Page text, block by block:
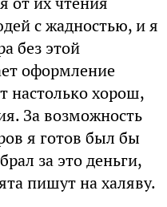
с жадностью, и я
без этой
оформление
настолько хорош,
За возможность
я готов был бы
за это деньги,
пишут на халяву.